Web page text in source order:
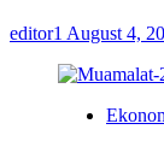
editor1 August 4,